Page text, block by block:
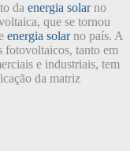
da energia solarno
que se tornou
energia solarno país. A
fotovoltaicos, tanto em
e industriais, tem
da matriz